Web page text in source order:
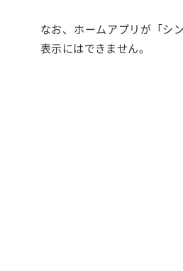
なお、ホームアプリが「シ
表示にはできません。